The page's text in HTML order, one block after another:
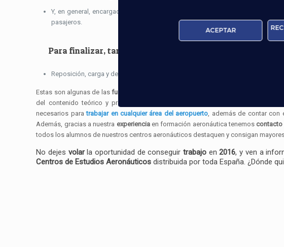
Y, en general, encargados del
pasajeros.
Para finalizar, también trabajan en un aeropuerto los
Reposición, carga y descarga de los
Estas son algunas de lasfunciones
del contenido teórico y práctico de nuestro
necesarios paratrabajar en cualquier área del aeropuerto, además de contar con
Además, gracias a nuestra experienciaen formación aeronáutica tenemos contacto
todos los alumnos de nuestros centros aeronáuticos destaquen y consigan
No dejes volarla oportunidad de conseguirtrabajo en2016, y ven a
Centros de Estudios Aeronáuticos distribuida por toda España. ¿Dónde
ACEPTAR